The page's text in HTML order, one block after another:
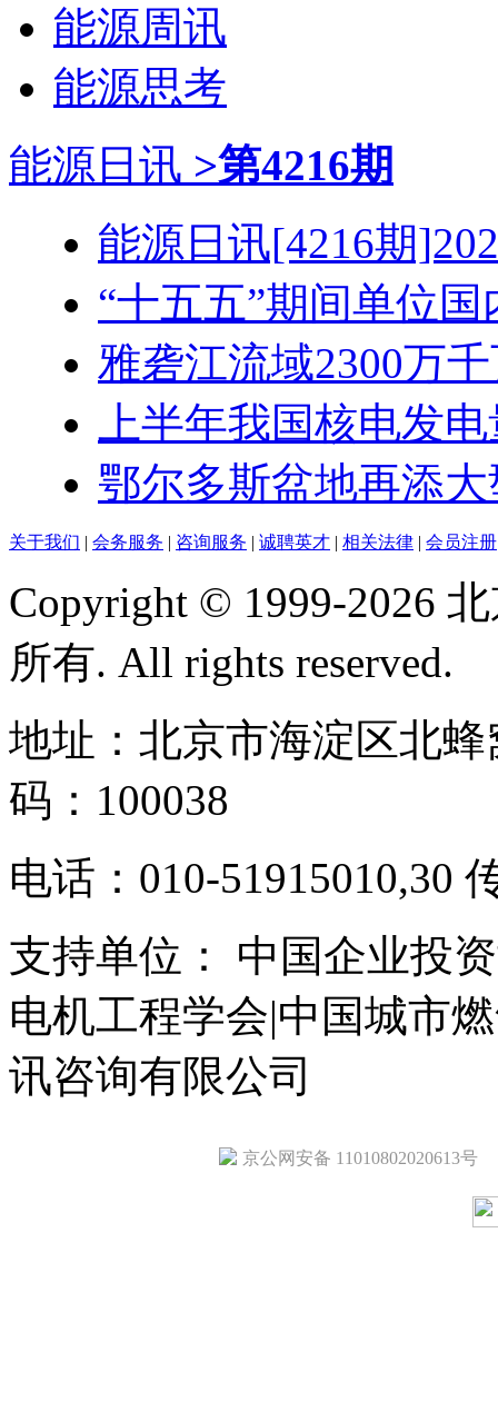
能源周讯
能源思考
能源日讯 >第4216期
能源日讯[4216期
“十五五”期间单位国
雅砻江流域2300万
上半年我国核电发
鄂尔多斯盆地再添
关于我们 | 会务服务 | 咨询服务 | 诚聘英才 | 相关法律 | 会员注册
Copyright © 1999-2026
所有. All rights reserved.
地址：北京市海淀区北
码：100038
电话：010-51915010,30
支持单位： 中国企业投
电机工程学会|中国城市
讯咨询有限公司
京公网安备 11010802020613号